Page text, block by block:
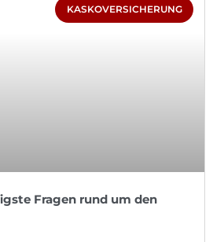
KASKOVERSICHERUNG
Fragen rund um den